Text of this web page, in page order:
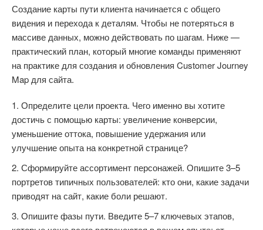
Создание карты пути клиента начинается с общего
видения и перехода к деталям. Чтобы не потеряться в
массиве данных, можно действовать по шагам. Ниже —
практический план, который многие команды применяют
на практике для создания и обновления Customer Journey
Map для сайта.
Определите цели проекта. Чего именно вы хотите
достичь с помощью карты: увеличение конверсии,
уменьшение оттока, повышение удержания или
улучшение опыта на конкретной странице?
Сформируйте ассортимент персонажей. Опишите 3–5
портретов типичных пользователей: кто они, какие задачи
приводят на сайт, какие боли решают.
Опишите фазы пути. Введите 5–7 ключевых этапов,